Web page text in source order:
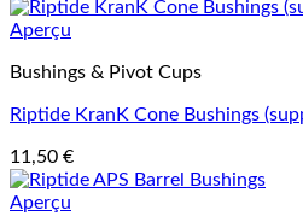
Aperçu
Bushings & Pivot Cups
Riptide KranK Cone Bushings
11,50 €
Aperçu